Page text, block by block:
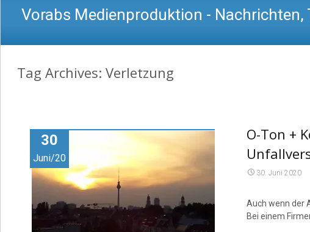
Vorabs Medienproduktion - Nachrichten,
Tag Archives: Verletzung
30
Juni/20
O-Ton +
30. Juni 2020
Auch wenn der
Bei einem